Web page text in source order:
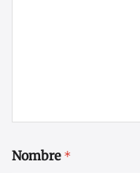
Nombre *